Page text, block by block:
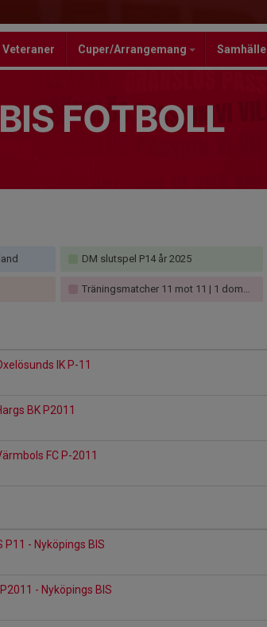
Veteraner Cuper/Arrangemang Samhälle
FOTBOLL
DM slutspel P14 år 2025
Träningsmatcher 11 mot 11 | 1 domare Pojk Södermanland
IK P-11
BK P2011
FC P-2011
P11 - Nyköpings BIS
- Nyköpings BIS